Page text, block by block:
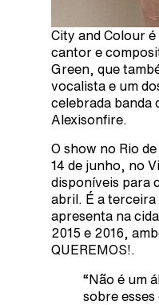
City and Colour
cantor e
Green, que
vocalista e um
celebrada banda
Alexisonfire.
O show no Rio
14 de junho, no
disponíveis para
abril. É a terceira
apresenta na
2015 e 2016,
QUEREMOS!.
“Não é um
sobre